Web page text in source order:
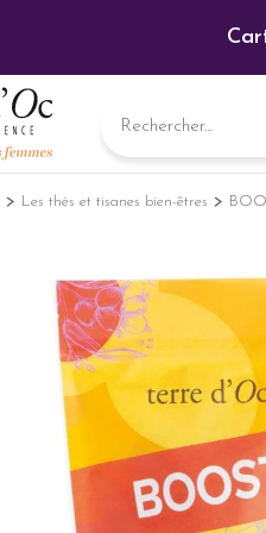
Les thés et tisanes bien-êtres